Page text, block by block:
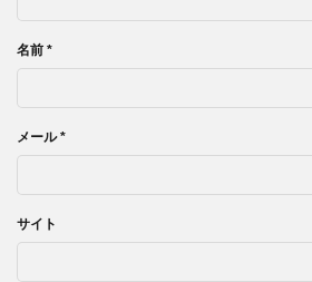
名前 *
メール*
サイト